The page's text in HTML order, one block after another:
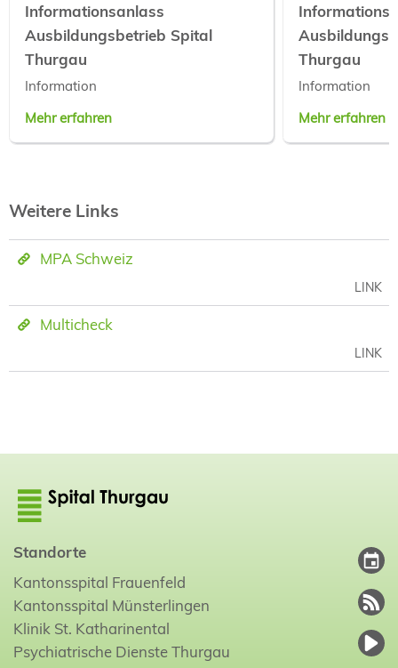
Informationsanlass
Ausbildungsbetrieb Spital
Thurgau
Information
Mehr erfahren
Thurgau
Information
Mehr erfahren
Weitere Links
MPA Schweiz
LINK
Multicheck
LINK
Standorte
Kantonsspital Frauenfeld
Kantonsspital Münsterlingen
Klinik St. Katharinental
Psychiatrische Dienste Thurgau